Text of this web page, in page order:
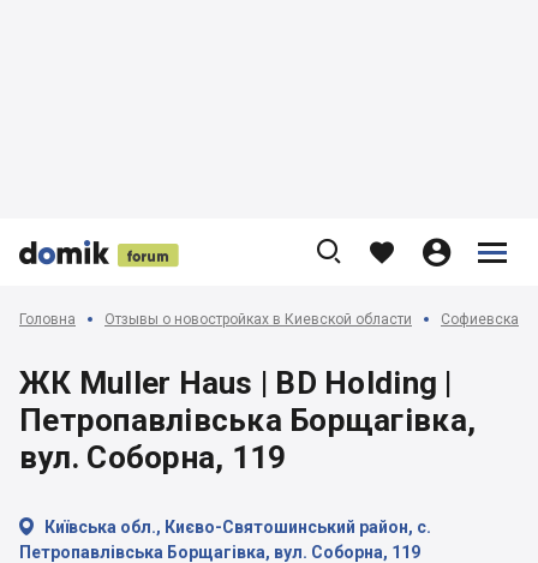


 
    


Головна Отзывы о новостройках в Киевской области Софиевская,
ЖК Muller Haus | BD Holding |
Петропавлівська Борщагівка,
вул. Соборна, 119

Київська обл., Києво-Святошинський район, с.
Петропавлівська Борщагівка, вул. Соборна, 119